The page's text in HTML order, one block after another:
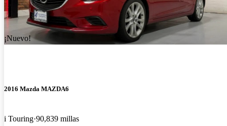
¡Nuevo!
2016 Mazda MAZDA6
i Touring 90,839 millas